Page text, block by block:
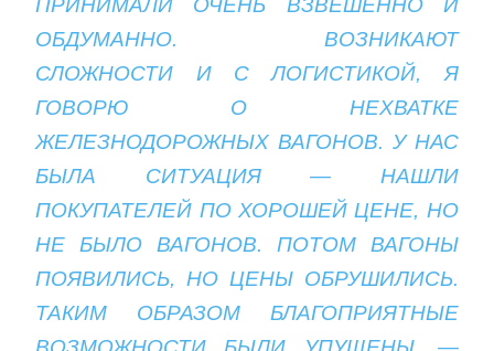
ПРИНИМАЛИ ОЧЕНЬ ВЗВЕШЕННО И
ОБДУМАННО. ВОЗНИКАЮТ
СЛОЖНОСТИ И С ЛОГИСТИКОЙ, Я
ГОВОРЮ О НЕХВАТКЕ
ЖЕЛЕЗНОДОРОЖНЫХ ВАГОНОВ. У НАС
БЫЛА СИТУАЦИЯ — НАШЛИ
ПОКУПАТЕЛЕЙ ПО ХОРОШЕЙ ЦЕНЕ, НО
НЕ БЫЛО ВАГОНОВ. ПОТОМ ВАГОНЫ
ПОЯВИЛИСЬ, НО ЦЕНЫ ОБРУШИЛИСЬ.
ТАКИМ ОБРАЗОМ БЛАГОПРИЯТНЫЕ